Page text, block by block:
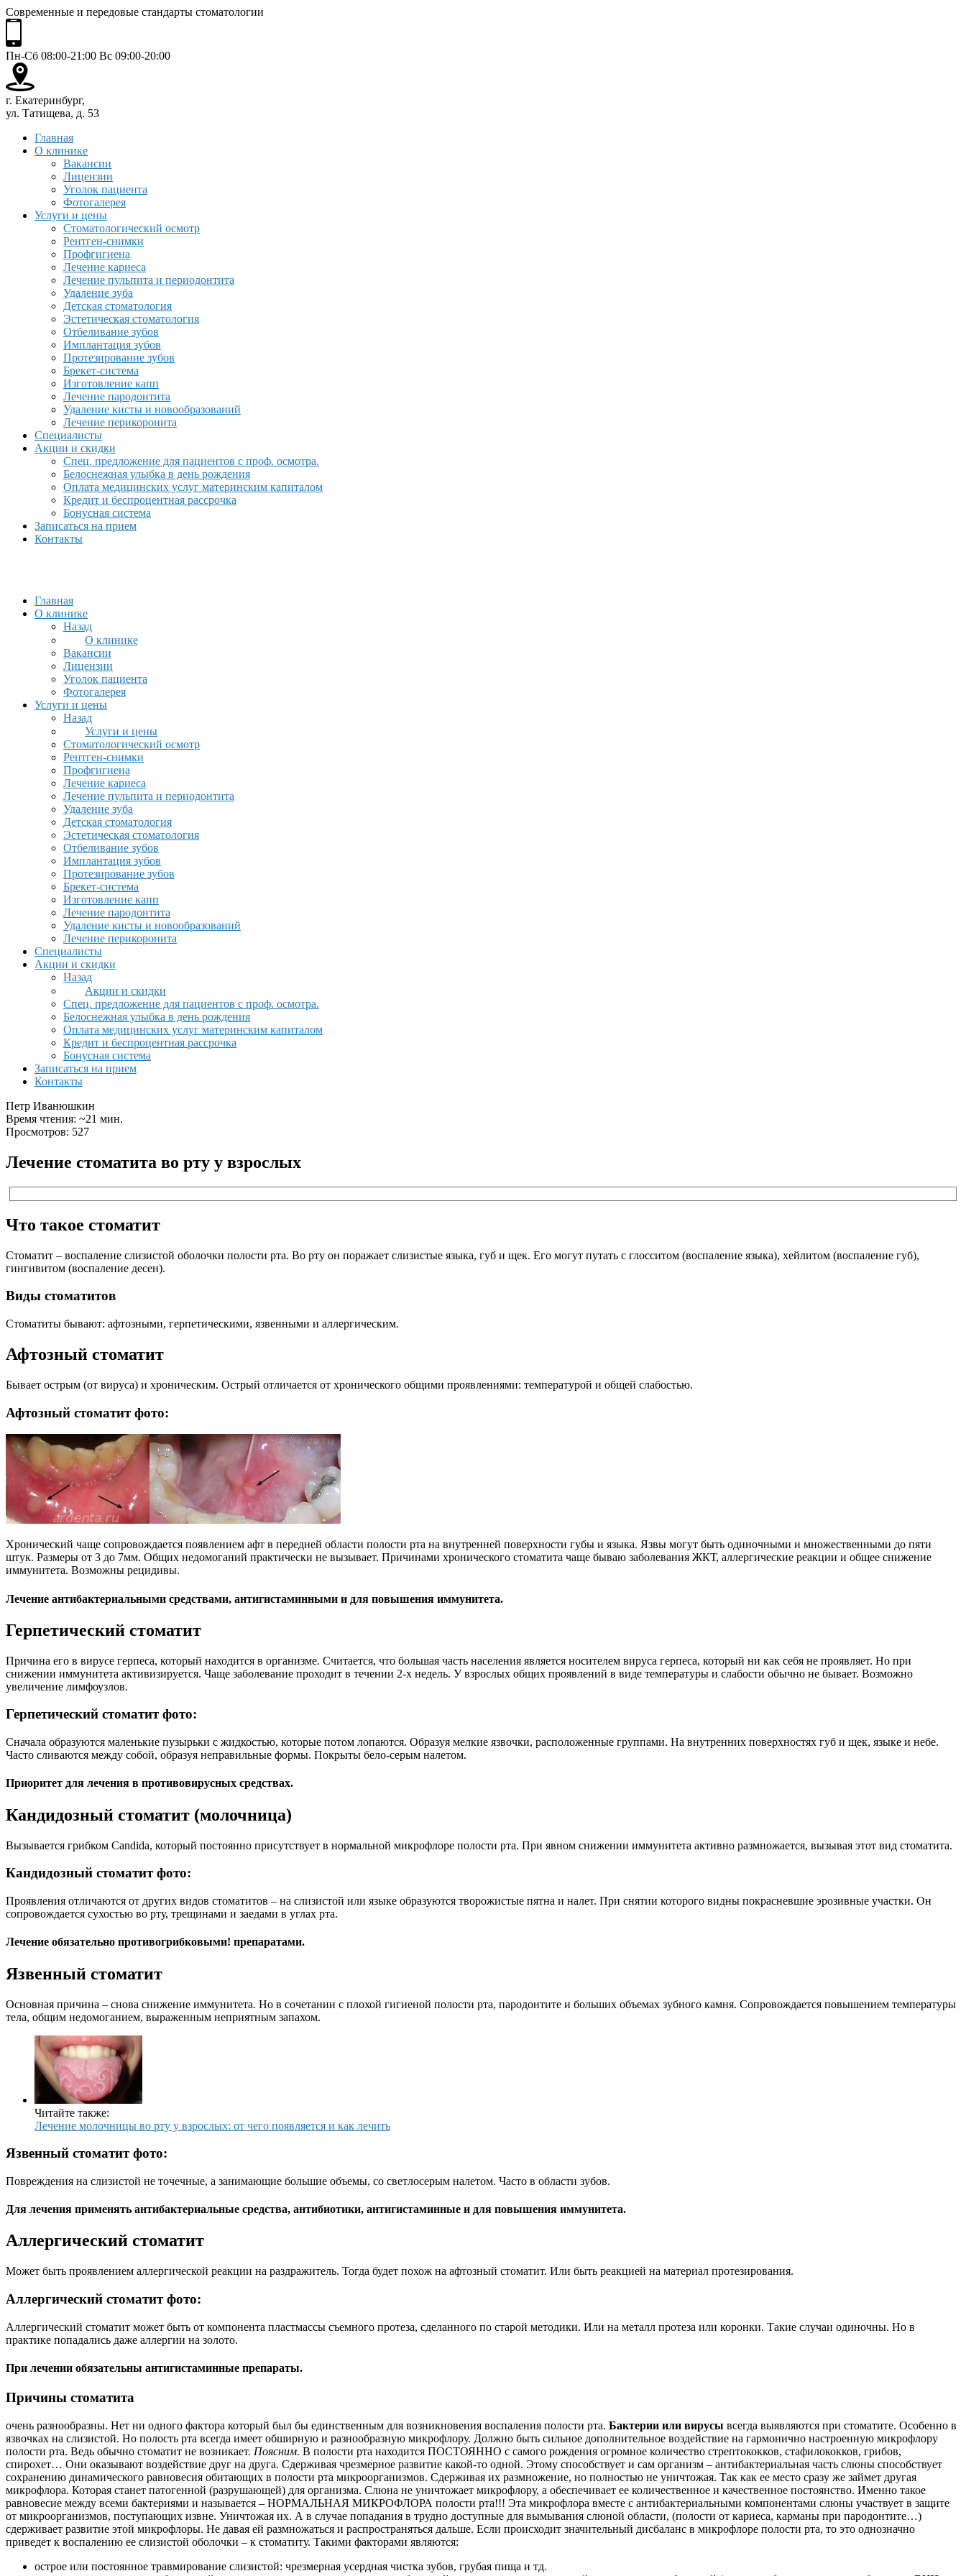
Современные и передовые стандарты стоматологии
Пн-Сб 08:00-21:00 Вс 09:00-20:00
г. Екатеринбург,
ул. Татищева, д. 53
Главная
О клинике
Вакансии
Лицензии
Уголок пациента
Фотогалерея
Услуги и цены
Стоматологический осмотр
Рентген-снимки
Профгигиена
Лечение кариеса
Лечение пульпита и периодонтита
Удаление зуба
Детская стоматология
Эстетическая стоматология
Отбеливание зубов
Имплантация зубов
Протезирование зубов
Брекет-система
Изготовление капп
Лечение пародонтита
Удаление кисты и новообразований
Лечение перикоронита
Специалисты
Акции и скидки
Спец. предложение для пациентов с проф. осмотра.
Белоснежная улыбка в день рождения
Оплата медицинских услуг материнским капиталом
Кредит и беспроцентная рассрочка
Бонусная система
Записаться на прием
Контакты
Главная
О клинике
Назад
О клинике
Вакансии
Лицензии
Уголок пациента
Фотогалерея
Услуги и цены
Назад
Услуги и цены
Стоматологический осмотр
Рентген-снимки
Профгигиена
Лечение кариеса
Лечение пульпита и периодонтита
Удаление зуба
Детская стоматология
Эстетическая стоматология
Отбеливание зубов
Имплантация зубов
Протезирование зубов
Брекет-система
Изготовление капп
Лечение пародонтита
Удаление кисты и новообразований
Лечение перикоронита
Специалисты
Акции и скидки
Назад
Акции и скидки
Спец. предложение для пациентов с проф. осмотра.
Белоснежная улыбка в день рождения
Оплата медицинских услуг материнским капиталом
Кредит и беспроцентная рассрочка
Бонусная система
Записаться на прием
Контакты
Петр Иванюшкин
Время чтения: ~21 мин.
Просмотров: 527
Лечение стоматита во рту у взрослых
Что такое стоматит
Стоматит – воспаление слизистой оболочки полости рта. Во рту он поражает слизистые языка, губ и щек. Его могут путать с глосситом (воспаление языка), хейлитом (воспаление губ),
гингивитом (воспаление десен).
Виды стоматитов
Стоматиты бывают: афтозными, герпетическими, язвенными и аллергическим.
Афтозный стоматит
Бывает острым (от вируса) и хроническим. Острый отличается от хронического общими проявлениями: температурой и общей слабостью.
Афтозный стоматит фото:
Хронический чаще сопровождается появлением афт в передней области полости рта на внутренней поверхности губы и языка. Язвы могут быть одиночными и множественными до пяти
штук. Размеры от 3 до 7мм. Общих недомоганий практически не вызывает. Причинами хронического стоматита чаще бываю заболевания ЖКТ, аллергические реакции и общее снижение
иммунитета. Возможны рецидивы.
Лечение антибактериальными средствами, антигистаминными и для повышения иммунитета.
Герпетический стоматит
Причина его в вирусе герпеса, который находится в организме. Считается, что большая часть населения является носителем вируса герпеса, который ни как себя не проявляет. Но при
снижении иммунитета активизируется. Чаще заболевание проходит в течении 2-х недель. У взрослых общих проявлений в виде температуры и слабости обычно не бывает. Возможно
увеличение лимфоузлов.
Герпетический стоматит фото:
Сначала образуются маленькие пузырьки с жидкостью, которые потом лопаются. Образуя мелкие язвочки, расположенные группами. На внутренних поверхностях губ и щек, языке и небе.
Часто сливаются между собой, образуя неправильные формы. Покрыты бело-серым налетом.
Приоритет для лечения в противовирусных средствах.
Кандидозный стоматит (молочница)
Вызывается грибком Candida, который постоянно присутствует в нормальной микрофлоре полости рта. При явном снижении иммунитета активно размножается, вызывая этот вид стоматита.
Кандидозный стоматит фото:
Проявления отличаются от других видов стоматитов – на слизистой или языке образуются творожистые пятна и налет. При снятии которого видны покрасневшие эрозивные участки. Он
сопровождается сухостью во рту, трещинами и заедами в углах рта.
Лечение обязательно противогрибковыми! препаратами.
Язвенный стоматит
Основная причина – снова снижение иммунитета. Но в сочетании с плохой гигиеной полости рта, пародонтите и больших объемах зубного камня. Сопровождается повышением температуры
тела, общим недомоганием, выраженным неприятным запахом.
Читайте также:
Лечение молочницы во рту у взрослых: от чего появляется и как лечить
Язвенный стоматит фото:
Повреждения на слизистой не точечные, а занимающие большие объемы, со светлосерым налетом. Часто в области зубов.
Для лечения применять антибактериальные средства, антибиотики, антигистаминные и для повышения иммунитета.
Аллергический стоматит
Может быть проявлением аллергической реакции на раздражитель. Тогда будет похож на афтозный стоматит. Или быть реакцией на материал протезирования.
Аллергический стоматит фото:
Аллергический стоматит может быть от компонента пластмассы съемного протеза, сделанного по старой методики. Или на металл протеза или коронки. Такие случаи одиночны. Но в
практике попадались даже аллергии на золото.
При лечении обязательны антигистаминные препараты.
Причины стоматита
очень разнообразны. Нет ни одного фактора который был бы единственным для возникновения воспаления полости рта. Бактерии или вирусы всегда выявляются при стоматите. Особенно в
язвочках на слизистой. Но полость рта всегда имеет обширную и разнообразную микрофлору. Должно быть сильное дополнительное воздействие на гармонично настроенную микрофлору
полости рта. Ведь обычно стоматит не возникает. Поясним. В полости рта находится ПОСТОЯННО с самого рождения огромное количество стрептококков, стафилококков, грибов,
спирохет… Они оказывают воздействие друг на друга. Сдерживая чрезмерное развитие какой-то одной. Этому способствует и сам организм – антибактериальная часть слюны способствует
сохранению динамического равновесия обитающих в полости рта микроорганизмов. Сдерживая их размножение, но полностью не уничтожая. Так как ее место сразу же займет другая
микрофлора. Которая станет патогенной (разрушающей) для организма. Слюна не уничтожает микрофлору, а обеспечивает ее количественное и качественное постоянство. Именно такое
равновесие между всеми бактериями и называется – НОРМАЛЬНАЯ МИКРОФЛОРА полости рта!!! Эта микрофлора вместе с антибактериальными компонентами слюны участвует в защите
от микроорганизмов, поступающих извне. Уничтожая их. А в случае попадания в трудно доступные для вымывания слюной области, (полости от кариеса, карманы при пародонтите…)
сдерживает развитие этой микрофлоры. Не давая ей размножаться и распространяться дальше. Если происходит значительный дисбаланс в микрофлоре полости рта, то это однозначно
приведет к воспалению ее слизистой оболочки – к стоматиту. Такими факторами являются:
острое или постоянное травмирование слизистой: чрезмерная усердная чистка зубов, грубая пища и тд.